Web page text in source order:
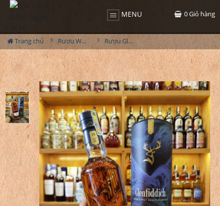
MENU 0Giỏ hàng
Trang chủ Rượu Whisky Rượu Glenfiddich VAT04 18YO Non Chill Filtered